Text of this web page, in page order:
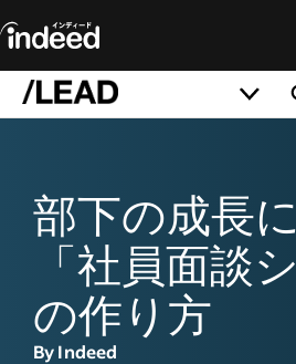
メインコンテンツの開始
部下の成長
「社員面談
の作り方
By Indeed